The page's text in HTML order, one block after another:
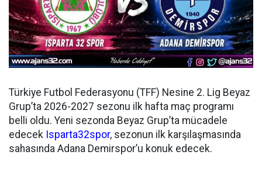
Türkiye Futbol Federasyonu (TFF) Nesine 2. Lig Beyaz
Grup’ta 2026-2027 sezonu ilk hafta maç programı
belli oldu. Yeni sezonda Beyaz Grup’ta mücadele
edecek Isparta32spor, sezonun ilk karşılaşmasında
sahasında Adana Demirspor’u konuk edecek.